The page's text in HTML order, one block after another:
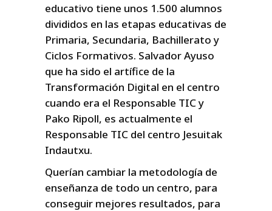
educativo tiene unos 1.500 alumnos
divididos en las etapas educativas de
Primaria, Secundaria, Bachillerato y
Ciclos Formativos. Salvador Ayuso
que ha sido el artífice de la
Transformación Digital en el centro
cuando era el Responsable TIC y
Pako Ripoll, es actualmente el
Responsable TIC del centro Jesuitak
Indautxu.
Querían cambiar la metodología de
enseñanza de todo un centro, para
conseguir mejores resultados, para